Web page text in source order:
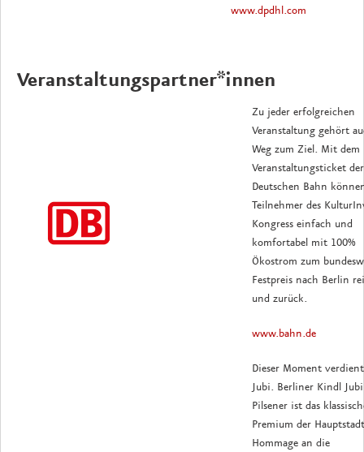
www.dpdhl.com
Veranstaltungspartner*innen
Zu jeder erfolgreichen
Veranstaltung gehört
Weg zum Ziel. Mit dem
Veranstaltungsticket der
Deutschen Bahn
Teilnehmer des
Kongress einfach und
komfortabel mit 100%
Ökostrom zum
Festpreis nach Berlin
und zurück.
www.bahn.de
Dieser Moment
Jubi. Berliner Kindl
Pilsener ist das
Premium der
Hommage an die